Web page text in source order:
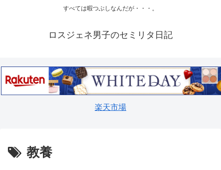
すべては暇つぶしなんだが・・・。
ロスジェネ男子のセミリタ日記
楽天市場
教養